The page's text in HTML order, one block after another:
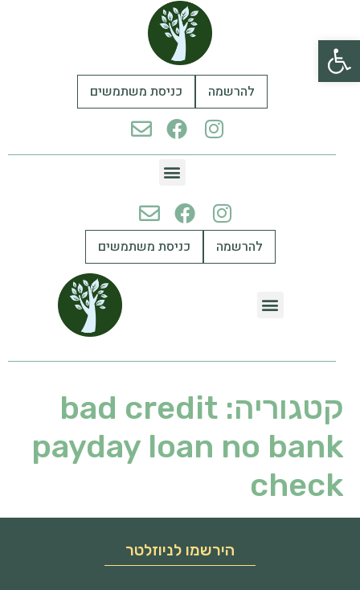
פתח סרגל נגישות
להרשמה כניסת משתמשים
להרשמה כניסת משתמשים
קטגוריה: bad credit
payday loan no bank
check
הירשמו לניוזלטר